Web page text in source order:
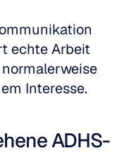
echte Arbeit
Interesse.
ADHS-